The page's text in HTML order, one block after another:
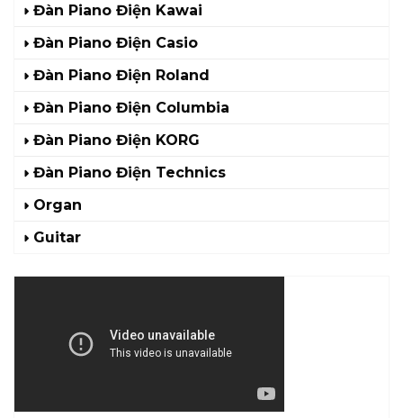
Đàn Piano Điện Kawai
Đàn Piano Điện Casio
Đàn Piano Điện Roland
Đàn Piano Điện Columbia
Đàn Piano Điện KORG
Đàn Piano Điện Technics
Organ
Guitar